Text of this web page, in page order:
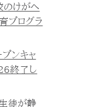
けがへ
プログラ
ンキャ
終了し
徒が静